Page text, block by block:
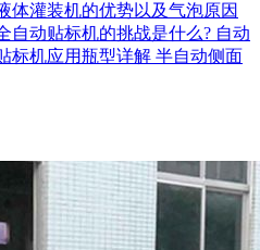
体灌装机的优势以及气泡原因
自动贴标机的挑战是什么? 自动
标机应用瓶型详解 半自动侧面